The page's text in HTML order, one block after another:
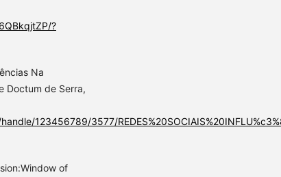
?
Na
Doctum de Serra,
123456789/3577/
of